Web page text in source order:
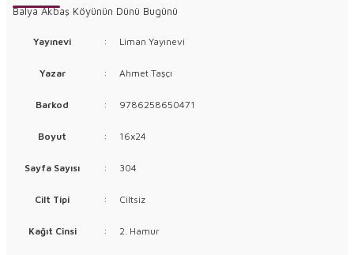
Balya Akbaş Köyünün Dünü Bugünü
Yayınevi : Liman Yayınevi
Yazar : Ahmet Taşçı
Barkod : 9786258650471
Boyut : 16x24
Sayfa Sayısı : 304
Cilt Tipi : Ciltsiz
Kağıt Cinsi : 2. Hamur